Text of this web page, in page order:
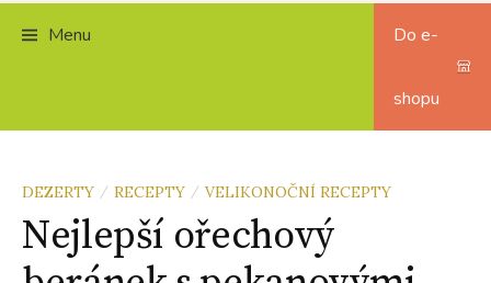
Menu Do e-
shopu
DEZERTY / RECEPTY / VELIKONOČNÍ RECEPTY
Nejlepší ořechový